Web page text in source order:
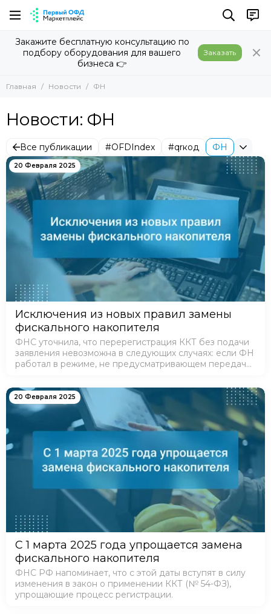
Закажите бесплатную консультацию по
подбору оборудования для вашего
бизнеса 👉
Заказать
Главная Новости ФН
Новости: ФН
Все публикации #OFDIndex #qrкод ФН
20 Февраля 2025
Исключения из новых правил замены
фискального накопителя
ФНС уточнила, что перерегистрация ККТ без подачи
заявления невозможна в следующих случаях: если ФН
работал в режиме, не предусматривающем передачу
ФН был сломан и невозможно сформиров…
20 Февраля 2025
С 1 марта 2025 года упрощается замена
фискального накопителя
ФНС РФ напоминает, что с этой даты вступят в силу
изменения в закон о применении ККТ (№ 54-ФЗ),
упрощающие процесс регистрации.